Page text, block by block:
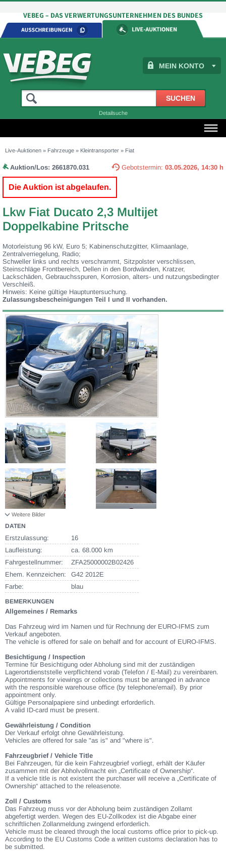
MEIN KONTO
Detailsuche
Live-Auktionen » Fahrzeuge » Kleintransporter » Fiat
Gebotstermin: 03.05.2026, 14:30 h
Auktion/Los: 2661870.031
Die Auktion ist abgelaufen.
Lkw Fiat Ducato 2,3 Multijet
Doppelkabine Pritsche
Motorleistung 96 kW, Euro 5; Kabinenschutzgitter, Klimaanlage,
Zentralverriegelung, Radio;
Schweller links und rechts verschrammt, Sitzpolster verschlissen,
Steinschläge Frontbereich, Dellen in den Bordwänden, Kratzer,
Lackschäden, Gebrauchsspuren, Korrosion, alters- und nutzungsbedingter
Verschleiß.
Hinweis: Keine gültige Hauptuntersuchung.
Zulassungsbescheinigungen Teil I und II vorhanden.
Weitere Bilder
DATEN
Erstzulassung:
16
Laufleistung:
ca. 68.000 km
Fahrgestellnummer:
ZFA25000002B02426
Ehem. Kennzeichen:
G42 2012E
Farbe:
blau
BEMERKUNGEN
Allgemeines / Remarks
Das Fahrzeug wird im Namen und für Rechnung der EURO-IFMS zum
Verkauf angeboten.
The vehicle is offered for sale on behalf and for account of EURO-IFMS.
Besichtigung / Inspection
Termine für Besichtigung oder Abholung sind mit der zuständigen
Lagerortdienststelle verpflichtend vorab (Telefon / E-Mail) zu vereinbaren.
Appointments for viewings or collections must be arranged in advance
with the responsible warehouse office (by telephone/email). By prior
appointment only.
Gültige Personalpapiere sind unbedingt erforderlich.
A valid ID-card must be present.
Gewährleistung / Condition
Der Verkauf erfolgt ohne Gewährleistung.
Vehicles are offered for sale "as is" and "where is".
Fahrzeugbrief / Vehicle Title
Bei Fahrzeugen, für die kein Fahrzeugbrief vorliegt, erhält der Käufer
zusammen mit der Abholvollmacht ein „Certificate of Ownership“.
If a vehicle title is not existent the purchaser will receive a „Certificate of
Ownership“ attached to the releasenote.
Zoll / Customs
Das Fahrzeug muss vor der Abholung beim zuständigen Zollamt
abgefertigt werden. Wegen des EU-Zollkodex ist die Abgabe einer
schriftlichen Zollanmeldung zwingend erforderlich.
Vehicle must be cleared through the local customs office prior to pick-up.
According to the EU Customs Code a written customs declaration has to
be submitted.